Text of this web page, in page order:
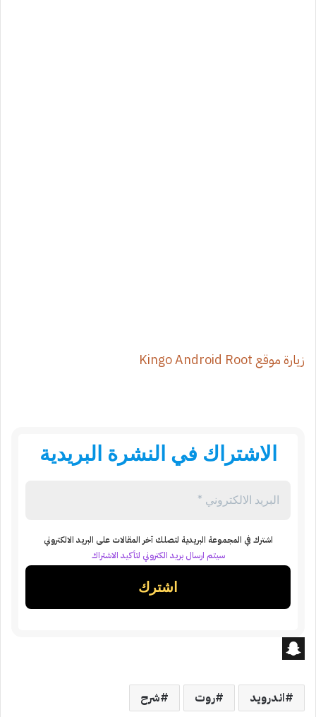
زيارة موقع Kingo Android Root
الاشتراك في النشرة البريدية
اشترك في المجموعة البريدية لتصلك آخر المقالات على البريد الالكتروني
سيتم ارسال بريد الكتروني لتأكيد الاشتراك
اندرويد روت شرح